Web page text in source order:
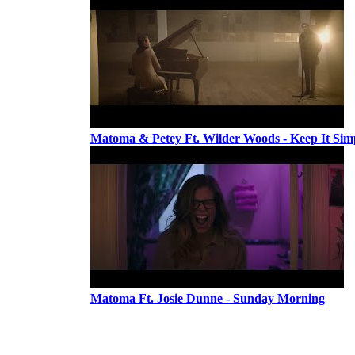
Matoma & Petey Ft. Wilder Woods - Keep It
Matoma Ft. Josie Dunne - Sunday Morning